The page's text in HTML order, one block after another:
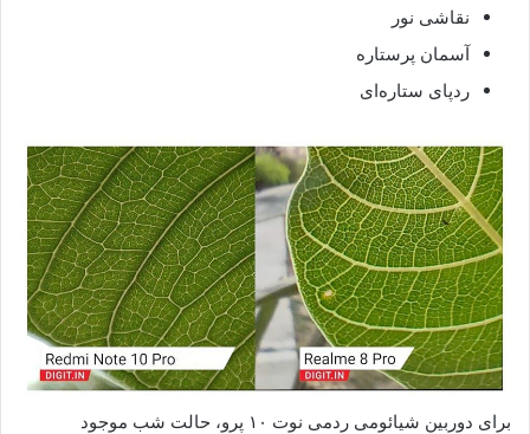
نقاشی نور
آسمان پرستاره
ردپای ستاره‌ای
برای دوربین شیائومی ردمی نوت ۱۰ پرو، حالت شب موجود